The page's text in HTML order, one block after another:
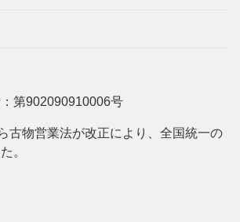
第902090910006号
古物営業法が改正により、全国統一の
。